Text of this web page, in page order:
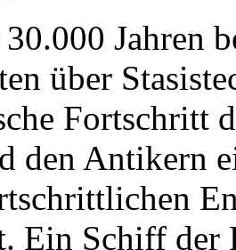
Jahren
über
Fortschritt
den Antikern
Ein Schiff